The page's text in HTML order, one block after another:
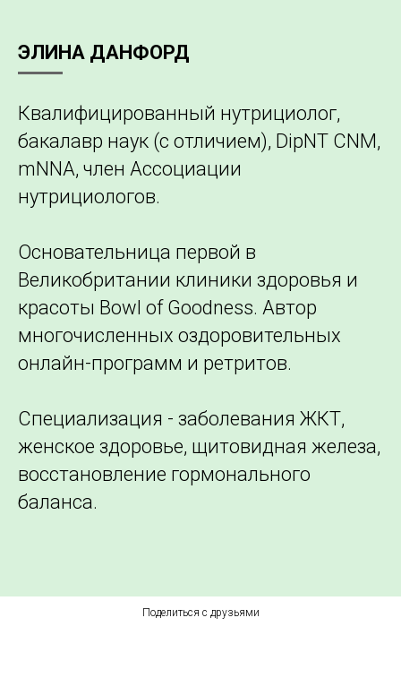
ЭЛИНА ДАНФОРД
Квалифицированный нутрициолог,
бакалавр наук (с отличием), DipNT CNM,
mNNA, член Ассоциации
нутрициологов.
Основательница первой в
Великобритании клиники здоровья и
красоты Bowl of Goodness. Автор
многочисленных оздоровительных
онлайн-программ и ретритов.
Специализация - заболевания ЖКТ,
женское здоровье, щитовидная железа,
восстановлениe гормонального
баланса.
Поделиться с друзьями